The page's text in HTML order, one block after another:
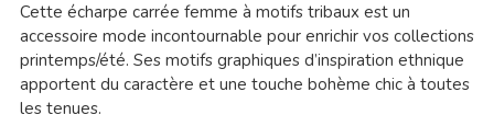
Cette écharpe carrée femme à motifs tribaux est un
accessoire mode incontournable pour enrichir vos collections
printemps/été. Ses motifs graphiques d’inspiration ethnique
apportent du caractère et une touche bohème chic à toutes
les tenues.